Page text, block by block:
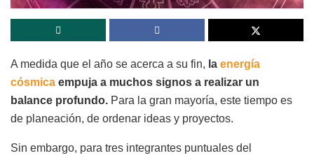
A medida que el año se acerca a su fin, la energía
cósmica empuja a muchos signos a realizar un
balance profundo. Para la gran mayoría, este tiempo es
de planeación, de ordenar ideas y proyectos.
Sin embargo, para tres integrantes puntuales del